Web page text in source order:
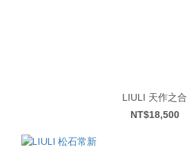
LIULI 天作之合
NT$18,500